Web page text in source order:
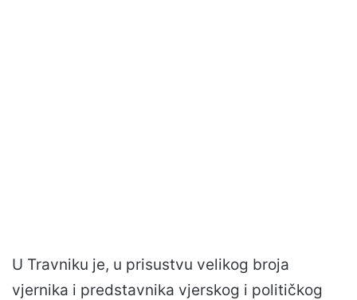
U Travniku je, u prisustvu velikog broja
vjernika i predstavnika vjerskog i političkog